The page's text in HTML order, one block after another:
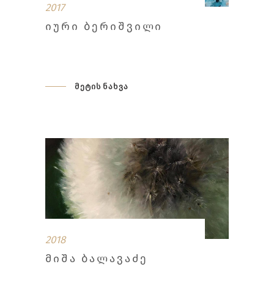
2017
ᲘᲣᲠᲘ ᲑᲔᲠᲘᲨᲕᲘᲚᲘ
მეტის ნახვა
2018
ᲛᲘᲨᲐ ᲑᲐᲚᲐᲕᲐᲫᲔ